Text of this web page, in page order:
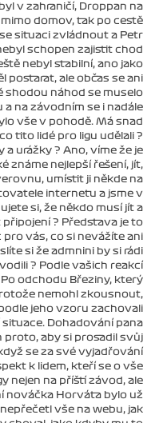
v zahraničí, Droppan na
domov, tak po cestě
situaci zvládnout a Petr
schopen zajistit chod
nebyl stabilní, ano jako
postarat, ale občas se ani
shodou náhod se muselo
na závodním se i nadále
vše v pohodě. Má snad
tito lidé pro ligu udělali ?
urážky ? Ano, víme že je
známe nejlepší řešení, jít,
umístit ji někde na
internetu a jsme v
si, že někdo musí jít a
? Představa je to
pro vás, co si nevážíte ani
si že admnini by si rádi
? Podle vašich reakcí
odchodu Březiny, který
nemohl zkousnout,
jeho vzoru zachovali
Dohadování pana
proto, aby si prosadil svůj
se za své vyjadřování
k lidem, kteří se o vše
nejen na příští závod, ale
nováčka Horváta bylo už
vše na webu, jak